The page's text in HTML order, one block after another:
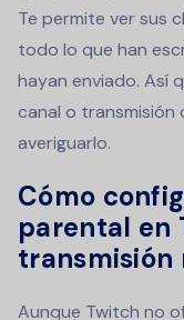
Te permite ver sus
todo lo que han
hayan enviado. Así
canal o transmisión
averiguarlo.
Cómo
parental en
transmisión
Aunque Twitch no